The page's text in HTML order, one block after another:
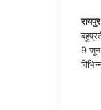
9 जून